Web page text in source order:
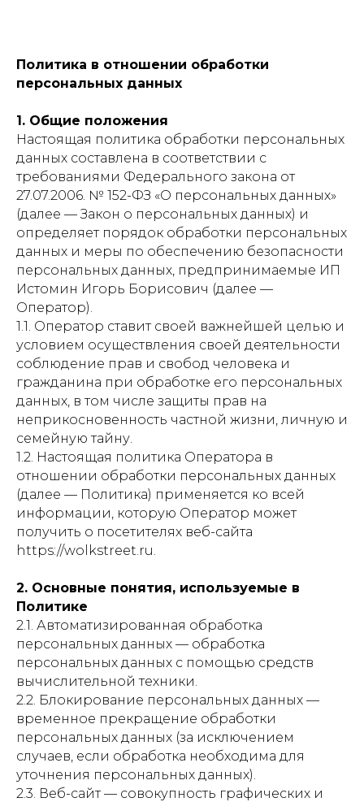
Политика в отношении обработки
персональных данных
1. Общие положения
Настоящая политика обработки персональных
данных составлена в соответствии с
требованиями Федерального закона от
27.07.2006. № 152-ФЗ «О персональных данных»
(далее — Закон о персональных данных) и
определяет порядок обработки персональных
данных и меры по обеспечению безопасности
персональных данных, предпринимаемые ИП
Истомин Игорь Борисович (далее —
Оператор).
1.1. Оператор ставит своей важнейшей целью и
условием осуществления своей деятельности
соблюдение прав и свобод человека и
гражданина при обработке его персональных
данных, в том числе защиты прав на
неприкосновенность частной жизни, личную и
семейную тайну.
1.2. Настоящая политика Оператора в
отношении обработки персональных данных
(далее — Политика) применяется ко всей
информации, которую Оператор может
получить о посетителях веб-сайта
https://wolkstreet.ru.
2. Основные понятия, используемые в
Политике
2.1. Автоматизированная обработка
персональных данных — обработка
персональных данных с помощью средств
вычислительной техники.
2.2. Блокирование персональных данных —
временное прекращение обработки
персональных данных (за исключением
случаев, если обработка необходима для
уточнения персональных данных).
2.3. Веб-сайт — совокупность графических и